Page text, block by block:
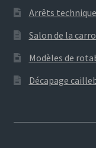
Arrêts
Salon de la
Modèles de
Décapage